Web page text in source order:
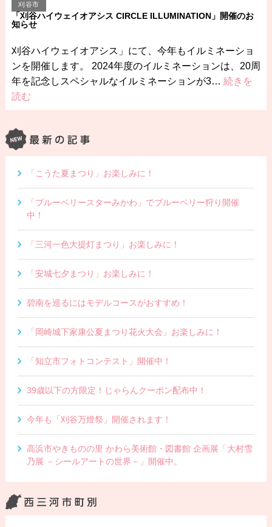
刈谷市
「刈谷ハイウェイオアシス CIRCLE ILLUMINATION」開催のお
知らせ
刈谷ハイウェイオアシス」にて、今年もイルミネーショ
ンを開催します。 2024年度のイルミネーションは、20周
年を記念しスペシャルなイルミネーションが3… 続きを
読む
「こうた夏まつり」お楽しみに！
「ブルーベリースターみかわ」でブルーベリー狩り開催
中！
「三河一色大提灯まつり」お楽しみに！
「安城七夕まつり」お楽しみに！
碧南を巡るにはモデルコースがおすすめ！
「岡崎城下家康公夏まつり花火大会」お楽しみに！
「知立市フォトコンテスト」開催中！
39歳以下の方限定！じゃらんクーポン配布中！
今年も「刈谷万燈祭」開催されます！
高浜市やきものの里 かわら美術館・図書館 企画展「大村雪
乃展 －シールアートの世界－」開催中。